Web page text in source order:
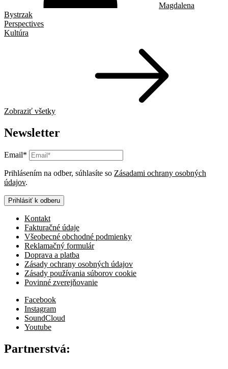
Magdalena
Bystrzak
Perspectives
Kultúra
Zobraziť všetky
Newsletter
Email*
Prihlásením na odber, súhlasíte so Zásadami ochrany osobných
údajov.
Prihlásiť k odberu
Kontakt
Fakturačné údaje
Všeobecné obchodné podmienky
Reklamačný formulár
Doprava a platba
Zásady ochrany osobných údajov
Zásady používania súborov cookie
Povinné zverejňovanie
Facebook
Instagram
SoundCloud
Youtube
Partnerstvá: